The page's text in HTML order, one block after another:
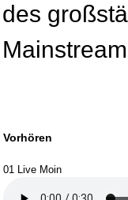
des
Vorhören
01 Live Moin